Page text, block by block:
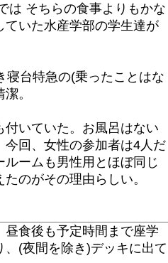
は そちらの食事よりもかな
ていた水産学部の学生達が
寝台特急の(乗ったことはな
。
いていた。お風呂はない
回、女性の参加者は4人だ
ームも男性用とほぼ同じ
のがその理由らしい。
食後も予定時間まで座学
(夜間を除き)デッキに出て